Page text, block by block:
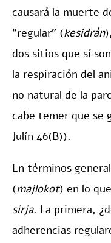
causará la muerte
“regular” (kesidrán
dos sitios que sí
la respiración del
no natural de la
cabe temer que se
Julín 46(B)).
En términos
(majlokot) en lo
sirja. La primera,
adherencias